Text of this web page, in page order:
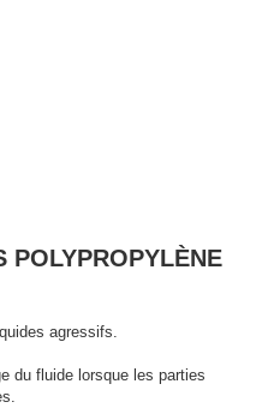
POLYPROPYLÈNE
agressifs.
du fluide lorsque les parties